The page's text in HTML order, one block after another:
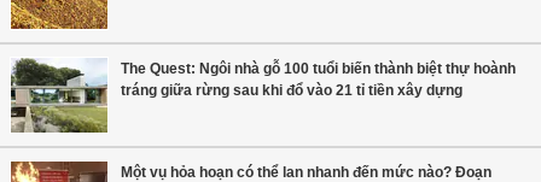
The Quest: Ngôi nhà gỗ 100 tuổi biến thành biệt thự hoành
tráng giữa rừng sau khi đổ vào 21 tỉ tiền xây dựng
Một vụ hỏa hoạn có thể lan nhanh đến mức nào? Đoạn